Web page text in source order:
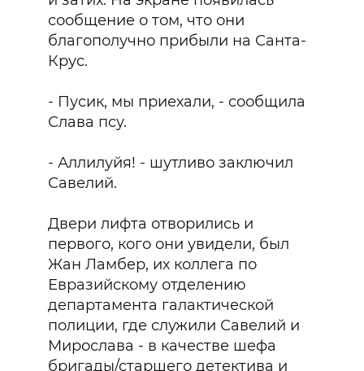
сообщение о том, что они
благополучно прибыли на Санта-
Крус.
- Пусик, мы приехали, - сообщила
Слава псу.
- Аллилуйя! - шутливо заключил
Савелий.
Двери лифта отворились и
первого, кого они увидели, был
Жан Ламбер, их коллега по
Евразийскому отделению
департамента галактической
полиции, где служили Савелий и
Мирослава - в качестве шефа
бригады/старшего детектива и